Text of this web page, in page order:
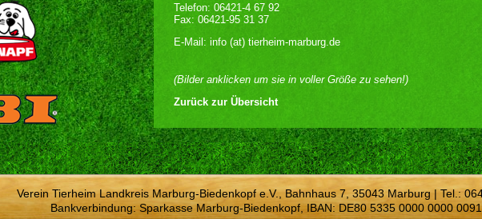
Telefon: 06421-4 67 92
Fax: 06421-95 31 37
E-Mail: info (at) tierheim-marburg.de
(Bilder anklicken um sie in voller Größe zu sehen!)
Zurück zur Übersicht
Verein Tierheim Landkreis Marburg-Biedenkopf e.V., Bahnhaus 7, 35043 Marburg | Tel.:
Bankverbindung: Sparkasse Marburg-Biedenkopf, IBAN: DE80 5335 0000 0000